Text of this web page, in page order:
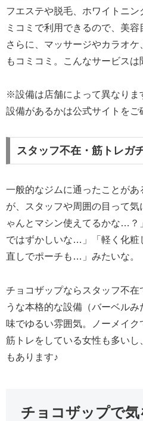
フエステや脱毛、ホワイトニン
ミコミで利用できるので、美
さらに、マッサージやカラオ
もコミコミ。こんなサービスは
※設備は店舗によって異なりま
設備があるかは公式サイトをご
スタッフ不在・筋トレガ
一般的なジムに通ったことが
が、スタッフや周囲の目って
ゃんとマシン使えてるかな…？
ではずかしいな…」「軽く化
直しでポーチも…」みたいな。
チョコザップならスタッフ不在
うな本格的な設備（バーベル
味でゆるい雰囲気。ノーメイク
筋トレをしている女性も多いし
もあります♪
チョコザップで